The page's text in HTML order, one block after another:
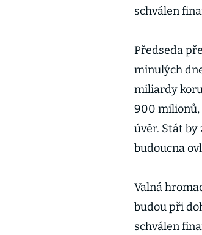
schválen
Předseda
minulých
miliardy
900 milionů,
úvěr. Stát
budoucna
Valná
budou při
schválen